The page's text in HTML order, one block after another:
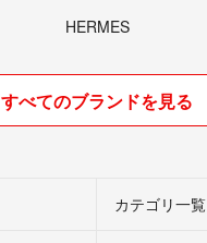
HERMES
すべてのブランドを見る
カテゴリ一覧